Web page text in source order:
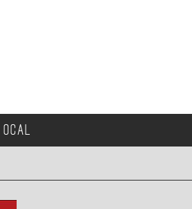
OCAL